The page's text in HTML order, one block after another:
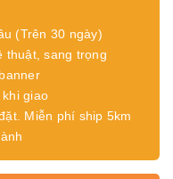
(Trên 30 ngày)
thuật, sang trọng
giao
Miễn phí ship 5km